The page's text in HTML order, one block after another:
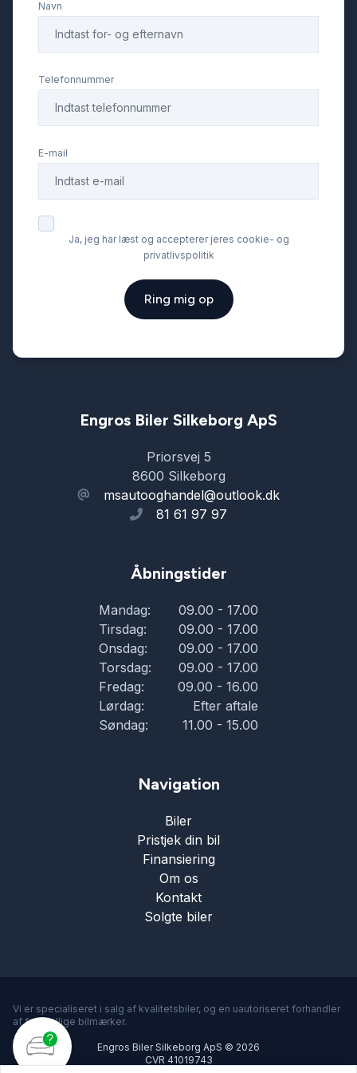
Navn
Telefonnummer
E-mail
Ja, jeg har læst og accepterer jeres cookie- og
privatlivspolitik
Ring mig op
Engros Biler Silkeborg ApS
Priorsvej 5
8600 Silkeborg
msautooghandel@outlook.dk
81 61 97 97
Åbningstider
Mandag:
09.00 - 17.00
Tirsdag:
09.00 - 17.00
Onsdag:
09.00 - 17.00
Torsdag:
09.00 - 17.00
Fredag:
09.00 - 16.00
Lørdag:
Efter aftale
Søndag:
11.00 - 15.00
Navigation
Biler
Pristjek din bil
Finansiering
Om os
Kontakt
Solgte biler
Vi er specialiseret i salg af kvalitetsbiler, og en uautoriseret forhandler
af forskellige bilmærker.
Engros Biler Silkeborg ApS © 2026
CVR 41019743